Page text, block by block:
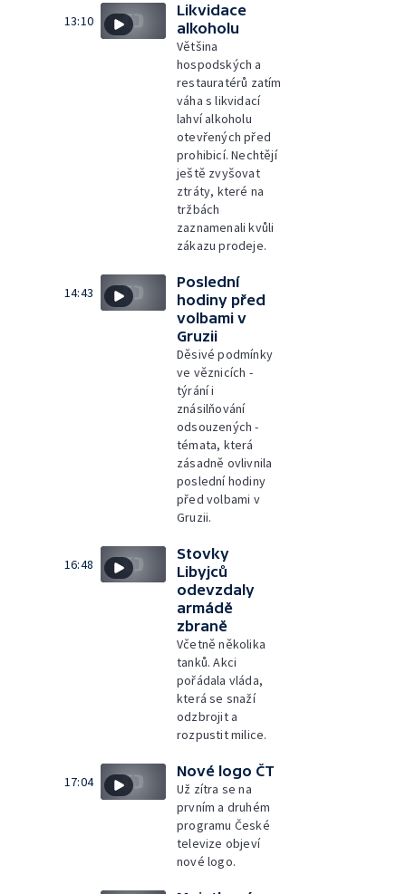
13:10
Likvidace
alkoholu
Většina
hospodských a
restauratérů zatím
váha s likvidací
lahví alkoholu
otevřených před
prohibicí. Nechtějí
ještě zvyšovat
ztráty, které na
tržbách
zaznamenali kvůli
zákazu prodeje.
14:43
Poslední
hodiny před
volbami v
Gruzii
Děsivé podmínky
ve věznicích -
týrání i
znásilňování
odsouzených -
témata, která
zásadně ovlivnila
poslední hodiny
před volbami v
Gruzii.
16:48
Stovky
Libyjců
odevzdaly
armádě
zbraně
Včetně několika
tanků. Akci
pořádala vláda,
která se snaží
odzbrojit a
rozpustit milice.
17:04
Nové logo ČT
Už zítra se na
prvním a druhém
programu České
televize objeví
nové logo.